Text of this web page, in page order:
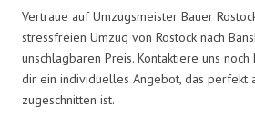
Vertraue auf Umzugsmeister Bauer
stressfreien Umzug von Rostock nach
unschlagbaren Preis. Kontaktiere uns
dir ein individuelles Angebot, das perfekt
zugeschnitten ist.